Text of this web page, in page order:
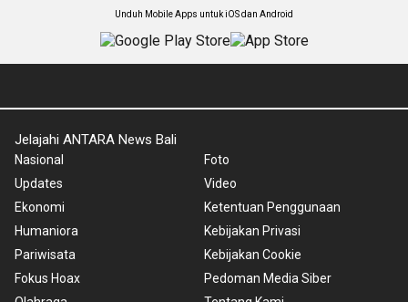
Unduh Mobile Apps untuk iOS dan Android
Jelajahi ANTARA News Bali
Nasional
Updates
Ekonomi
Humaniora
Pariwisata
Fokus Hoax
Foto
Video
Ketentuan Penggunaan
Kebijakan Privasi
Kebijakan Cookie
Pedoman Media Siber